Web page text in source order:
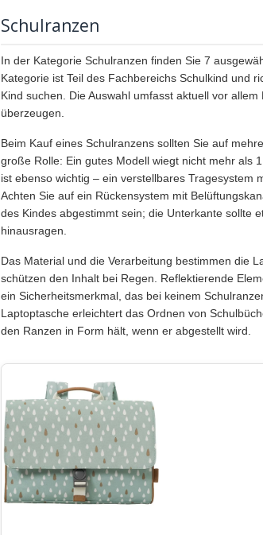
Schulranzen
In der Kategorie Schulranzen finden Sie 7
Kategorie ist Teil des Fachbereichs Schulkind und
Kind suchen. Die Auswahl umfasst aktuell vor
überzeugen.
Beim Kauf eines Schulranzens sollten Sie auf
große Rolle: Ein gutes Modell wiegt nicht mehr als
ist ebenso wichtig – ein verstellbares Tragesystem
Achten Sie auf ein Rückensystem mit
des Kindes abgestimmt sein; die Unterkante sollte
hinausragen.
Das Material und die Verarbeitung bestimmen die
schützen den Inhalt bei Regen. Reflektierende
ein Sicherheitsmerkmal, das bei keinem
Laptoptasche erleichtert das Ordnen von
den Ranzen in Form hält, wenn er abgestellt wird.